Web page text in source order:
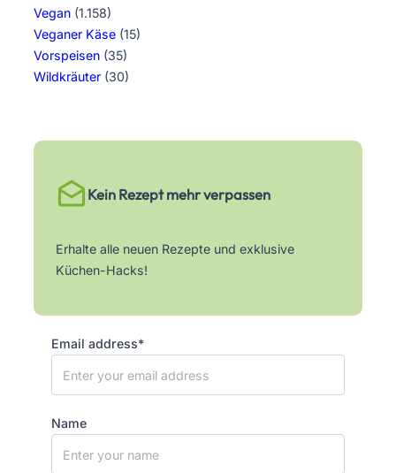
Vegan (1.158)
Veganer Käse (15)
Vorspeisen (35)
Wildkräuter (30)
Kein Rezept mehr verpassen
Erhalte alle neuen Rezepte und exklusive
Küchen-Hacks!
Email address*
Name